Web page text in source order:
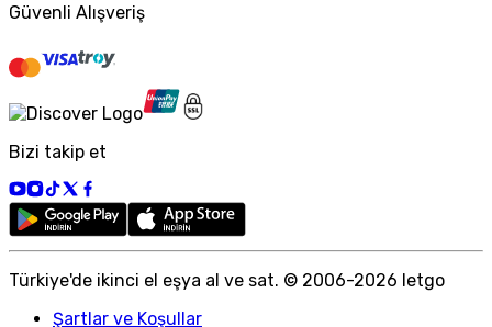
Güvenli Alışveriş
Bizi takip et
Türkiye'de ikinci el eşya al ve sat. © 2006-2026 letgo
Şartlar ve Koşullar